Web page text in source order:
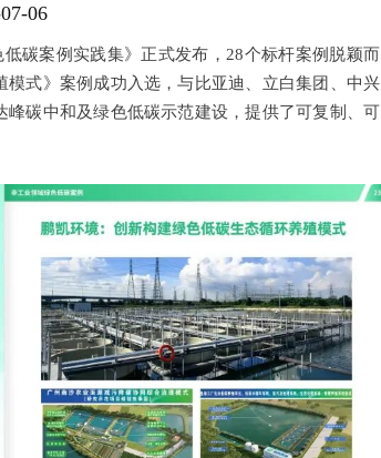
06
碳案例实践集》正式发布，28个标杆案例脱颖而
式》案例成功入选，与比亚迪、立白集团、中兴
碳中和及绿色低碳示范建设，提供了可复制、可